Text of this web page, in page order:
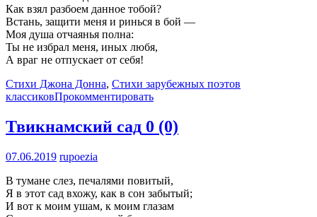
Как взял разбоем данное тобой?
Встань, защити меня и ринься в бой —
Моя душа отчаянья полна:
Ты не избрал меня, иных любя,
А враг не отпускает от себя!
Стихи Джона Донна, Стихи зарубежных поэтов
классиковПрокомментировать
Твикнамский сад 0 (0)
07.06.2019 rupoezia
В тумане слез, печалями повитый,
Я в этот сад вхожу, как в сон забытый;
И вот к моим ушам, к моим глазам